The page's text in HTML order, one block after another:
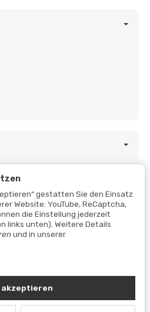
widerrufen
akzeptieren
gestatten Sie den Einsatz
Website: YouTube, ReCaptcha,
die Einstellung jederzeit
links unten). Weitere Details
und in unserer